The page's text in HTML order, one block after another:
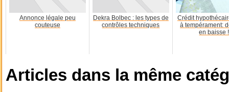
Annonce légale peu
couteuse
Dekra Bolbec : les types de
contrôles techniques
Crédit
à tempérament:
en baisse !
Articles dans la même